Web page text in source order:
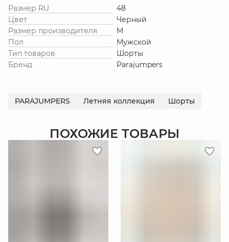
Размер RU
48
Цвет
Черный
Размер производителя
M
Пол
Мужской
Тип товаров
Шорты
Бренд
Parajumpers
PARAJUMPERS Летняя коллекция Шорты
ПОХОЖИЕ ТОВАРЫ